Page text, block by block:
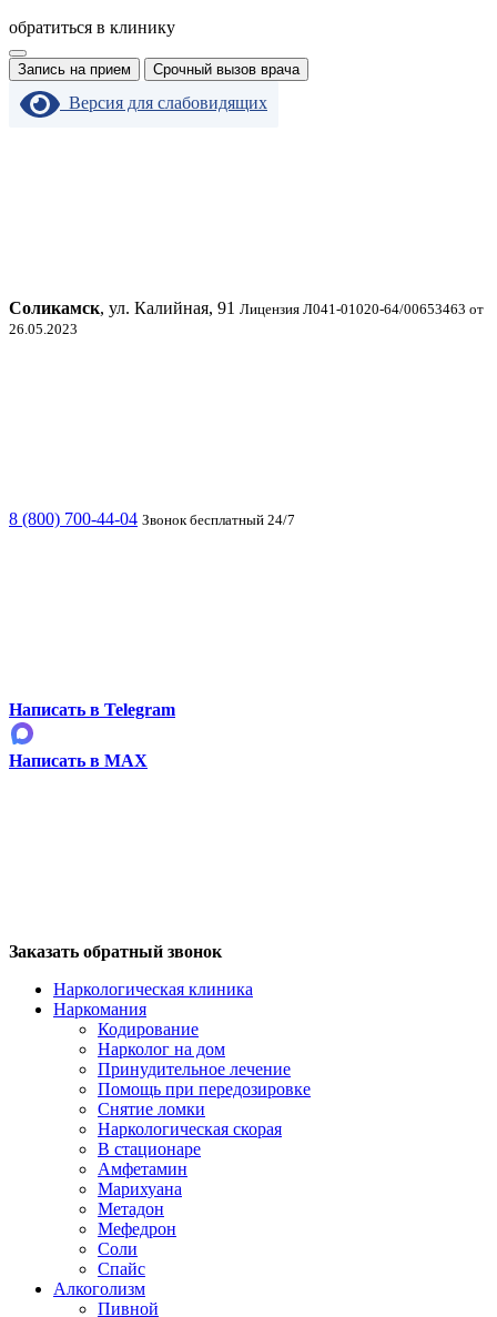
обратиться в клинику
Запись на прием Срочный вызов врача
Версия для слабовидящих
Соликамск, ул. Калийная, 91 Лицензия Л041-01020-64/00653463 от
26.05.2023
8 (800) 700-44-04 Звонок бесплатный 24/7
Написать в Telegram
Написать в MAX
Заказать обратный звонок
Наркологическая клиника
Наркомания
Кодирование
Нарколог на дом
Принудительное лечение
Помощь при передозировке
Снятие ломки
Наркологическая скорая
В стационаре
Амфетамин
Марихуана
Метадон
Мефедрон
Соли
Спайс
Алкоголизм
Пивной